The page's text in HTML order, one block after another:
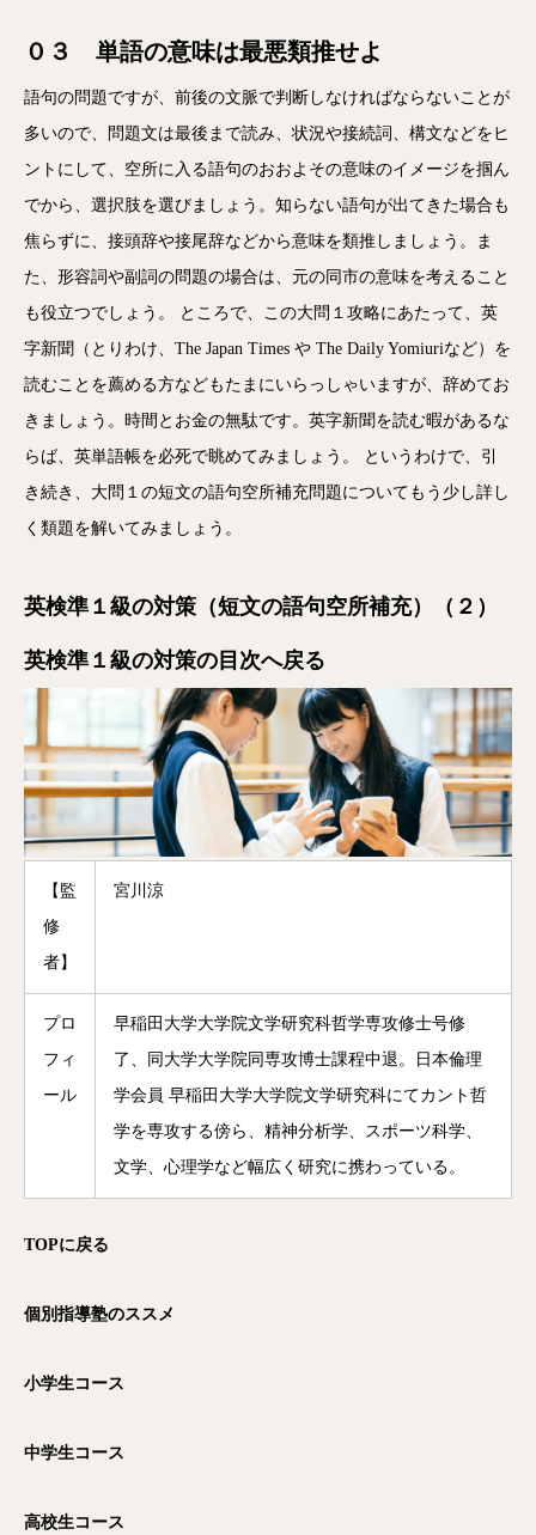
０３ 単語の意味は最悪類推せよ
語句の問題ですが、前後の文脈で判断しなければならないことが
多いので、問題文は最後まで読み、状況や接続詞、構文などをヒ
ントにして、空所に入る語句のおおよその意味のイメージを掴ん
でから、選択肢を選びましょう。知らない語句が出てきた場合も
焦らずに、接頭辞や接尾辞などから意味を類推しましょう。ま
た、形容詞や副詞の問題の場合は、元の同市の意味を考えること
も役立つでしょう。 ところで、この大問１攻略にあたって、英
字新聞（とりわけ、The Japan Times や The Daily Yomiuriなど）を
読むことを薦める方などもたまにいらっしゃいますが、辞めてお
きましょう。時間とお金の無駄です。英字新聞を読む暇があるな
らば、英単語帳を必死で眺めてみましょう。 というわけで、引
き続き、大問１の短文の語句空所補充問題についてもう少し詳し
く類題を解いてみましょう。
英検準１級の対策（短文の語句空所補充）（２）
英検準１級の対策の目次へ戻る
【監
修
者】
宮川涼
プロ
フィ
ール
早稲田大学大学院文学研究科哲学専攻修士号修
了、同大学大学院同専攻博士課程中退。日本倫理
学会員 早稲田大学大学院文学研究科にてカント哲
学を専攻する傍ら、精神分析学、スポーツ科学、
文学、心理学など幅広く研究に携わっている。
TOPに戻る
個別指導塾のススメ
小学生コース
中学生コース
高校生コース